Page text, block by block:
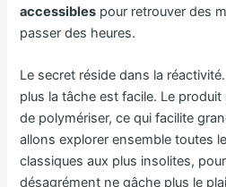
accessibles pour retrouver des
passer des heures.
Le secret réside dans la
plus la tâche est facile. Le produit
de polymériser, ce qui facilite
allons explorer ensemble toutes
classiques aux plus insolites,
désagrément ne gâche plus le